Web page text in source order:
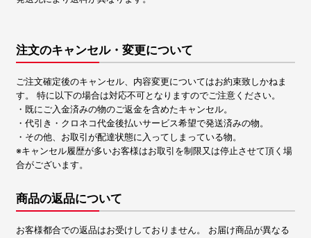
注文のキャンセル・変更について
ご注文確定後のキャンセル、内容変更についてはお約束致しかねま
す。 特に以下の場合は対応不可となりますのでご注意ください。
・既にご入金済みの物のご返金を含めたキャンセル。
・代引き・クロネコ代金後払いサービス希望で発送済みの物。
・その他、お取引が配達状態に入ってしまっている物。
※キャンセル履歴が多いお客様はお取引を制限又は停止させて頂く場
合がございます。
商品の返品について
お客様都合での返品はお受けしておりません。 お届け商品が異なる